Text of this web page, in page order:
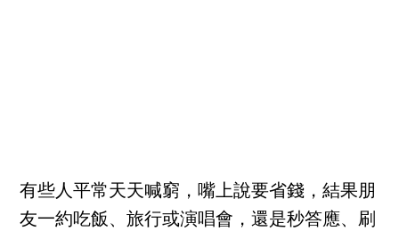
有些人平常天天喊窮，嘴上說要省錢，結果朋
友一約吃飯、旅行或演唱會，還是秒答應、刷